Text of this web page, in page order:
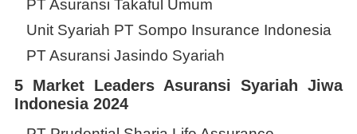
PT Asuransi Takaful Umum
Unit Syariah PT Sompo Insurance Indonesia
PT Asuransi Jasindo Syariah
5 Market Leaders Asuransi Syariah Jiwa
Indonesia 2024